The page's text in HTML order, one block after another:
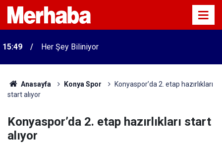
15:49 Her Şey Biliniyor
Anasayfa Konya Spor
Konyaspor’da 2. etap hazırlıkları
start alıyor
Konyaspor’da 2. etap hazırlıkları start
alıyor